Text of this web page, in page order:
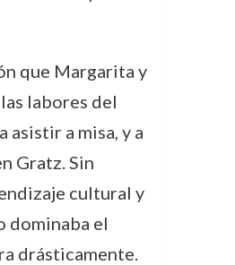
que Margarita y
labores del
asistir a misa, y a
Gratz. Sin
cultural y
dominaba el
drásticamente.